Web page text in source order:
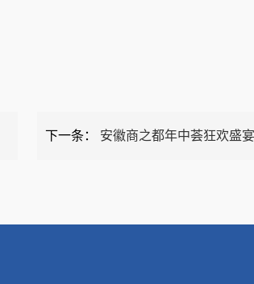
下一条： 安徽商之都年中荟狂欢盛宴燃